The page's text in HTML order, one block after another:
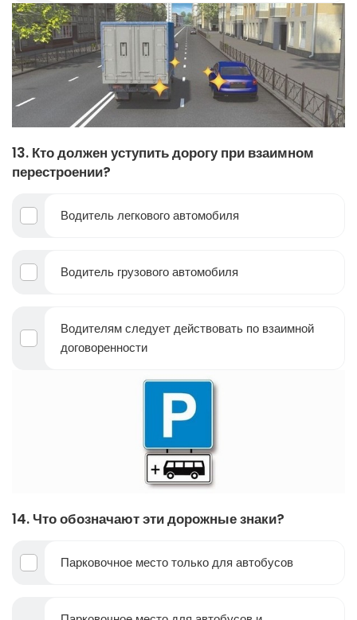
13. Кто должен уступить дорогу при взаимном
перестроении?
Водитель легкового автомобиля
Водитель грузового автомобиля
Водителям следует действовать по взаимной
договоренности
14. Что обозначают эти дорожные знаки?
Парковочное место только для автобусов